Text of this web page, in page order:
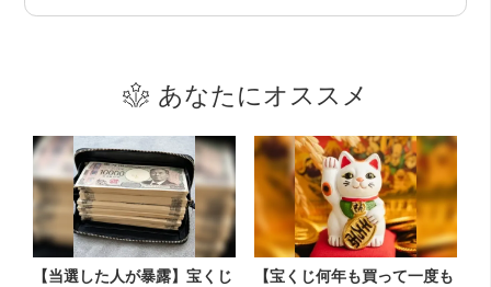
あなたにオススメ
【当選した人が暴露】宝くじ
【宝くじ何年も買って一度も